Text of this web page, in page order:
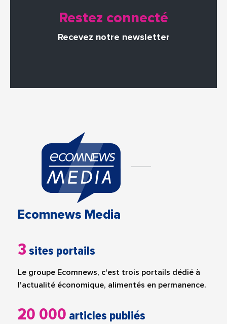
Restez connecté
Recevez notre newsletter
Ecomnews Media
3 sites portails
Le groupe Ecomnews, c'est trois portails dédié à
l'actualité économique, alimentés en permanence.
20 000 articles publiés